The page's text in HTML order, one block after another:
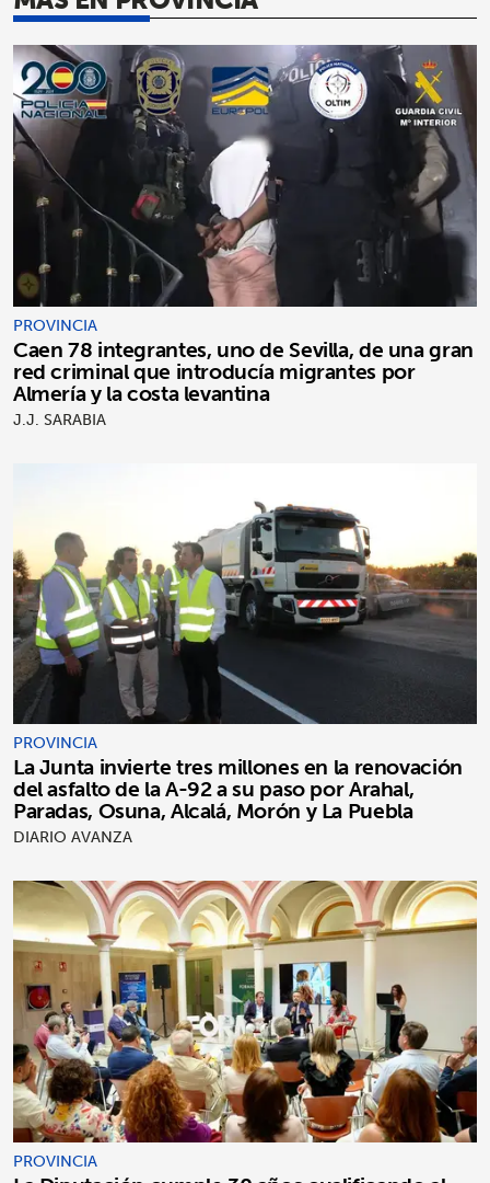
PROVINCIA
Caen 78 integrantes, uno de Sevilla, de una gran
red criminal que introducía migrantes por
Almería y la costa levantina
J.J. SARABIA
PROVINCIA
La Junta invierte tres millones en la renovación
del asfalto de la A-92 a su paso por Arahal,
Paradas, Osuna, Alcalá, Morón y La Puebla
DIARIO AVANZA
PROVINCIA